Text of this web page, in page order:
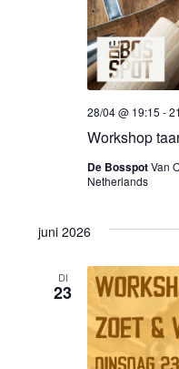
Workshop
28/04 @ 19:15 -
De BosspotVan
Netherlands
juni 2026
DI
23